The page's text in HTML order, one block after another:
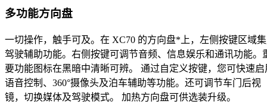
多功能方向盘​
一切操作，触手可及。在 XC70 的方向盘*上，左侧按键区域
驾驶辅助功能。右侧按键可调节音频、信息娱乐和通讯功能。
要功能图标在黑暗中清晰可辨。 通过自定义按键，您可快速启
语音控制​、360°摄像头及泊车辅助等功能。还可调节车门后视
镜，切换媒体及驾驶模式。 加热方向盘可供选装升级。